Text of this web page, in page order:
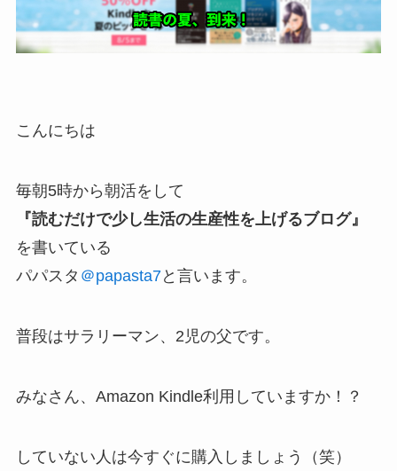
こんにちは
毎朝5時から朝活をして
『読むだけで少し生活の生産性を上げるブログ』
を書いている
パパスタ ＠papasta7と言います。
普段はサラリーマン、2児の父です。
みなさん、Amazon Kindle利用していますか！？
していない人は今すぐに購入しましょう（笑）